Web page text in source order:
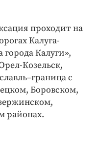
проходит на
Калуга-
Калуги»,
Козельск,
с
Боровском,
районах.